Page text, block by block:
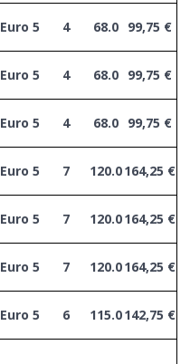
Euro 5 4 68.0 99,75 €
Euro 5 4 68.0 99,75 €
Euro 5 4 68.0 99,75 €
Euro 5 7 120.0164,25 €
Euro 5 7 120.0164,25 €
Euro 5 7 120.0164,25 €
Euro 5 6 115.0142,75 €